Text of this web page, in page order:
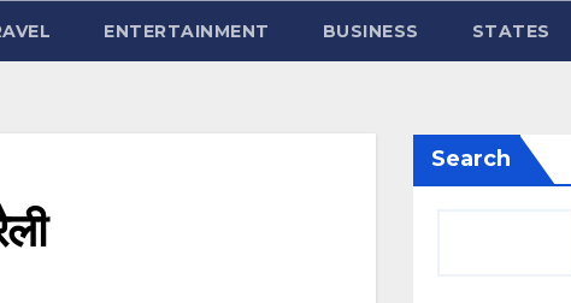
ENTERTAINMENT BUSINESS STATES
Search